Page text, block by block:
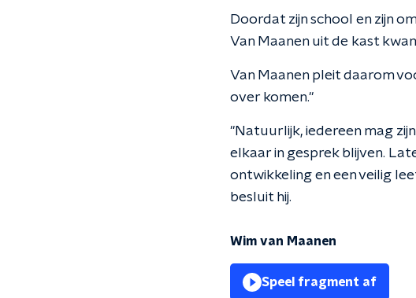
Doordat zijn school en zijn
Van Maanen uit de kast
Van Maanen pleit daarom
over komen."
"Natuurlijk, iedereen mag
elkaar in gesprek blijven.
ontwikkeling en een veilig
besluit hij.
Wim van Maanen
Speel fragment af